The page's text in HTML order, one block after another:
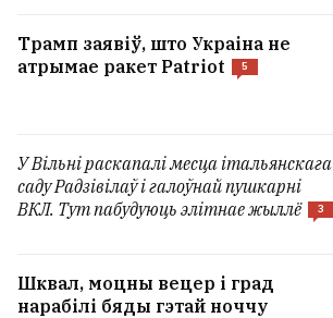
Трамп заявіў, што Украіна не
атрымае ракет Patriot
5
У Вільні раскапалі месца італьянскага
саду Радзівілаў і галоўнай пушкарні
ВКЛ. Тут пабудуюць элітнае жыллё
3
Шквал, моцны вецер і град
нарабілі бяды гэтай ноччу